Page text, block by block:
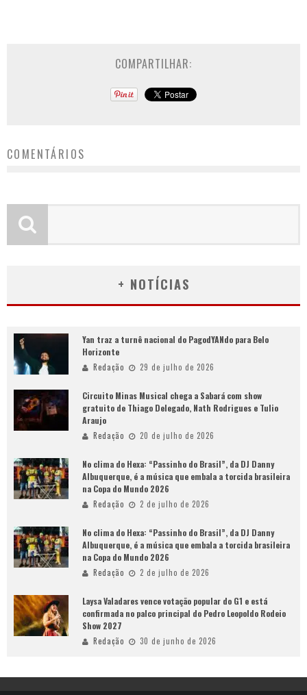
COMPARTILHAR:
COMENTÁRIOS
+ NOTÍCIAS
Yan traz a turnê nacional do PagodYANdo para Belo
Horizonte
Redação 29 de julho de 2026
Circuito Minas Musical chega a Sabará com show
gratuito de Thiago Delegado, Nath Rodrigues e Tulio
Araujo
Redação 20 de julho de 2026
No clima do Hexa: “Passinho do Brasil”, da DJ Danny
Albuquerque, é a música que embala a torcida brasileira
na Copa do Mundo 2026
Redação 2 de julho de 2026
No clima do Hexa: “Passinho do Brasil”, da DJ Danny
Albuquerque, é a música que embala a torcida brasileira
na Copa do Mundo 2026
Redação 2 de julho de 2026
Laysa Valadares vence votação popular do G1 e está
confirmada no palco principal do Pedro Leopoldo Rodeio
Show 2027
Redação 30 de junho de 2026